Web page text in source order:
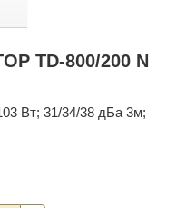
TD-800/200 N
Вт; 31/34/38 дБа 3м;